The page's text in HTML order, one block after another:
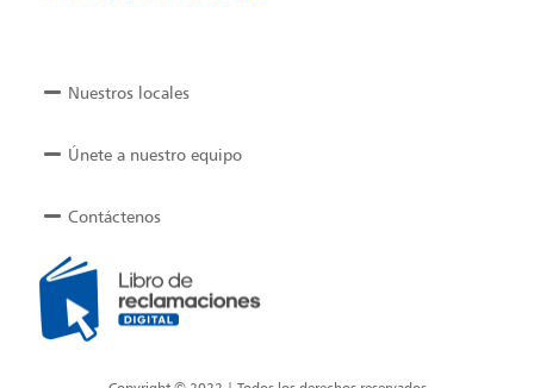
Nuestros locales
Únete a nuestro equipo
Contáctenos